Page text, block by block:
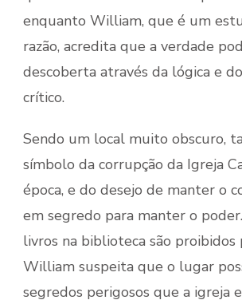
enquanto William, que é um
razão, acredita que a verdade
descoberta através da lógica e
crítico.
Sendo um local muito obscuro,
símbolo da corrupção da Igreja
época, e do desejo de manter o
em segredo para manter o
livros na biblioteca são proibidos
William suspeita que o lugar
segredos perigosos que a igreja